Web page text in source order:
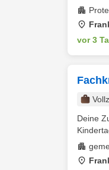
vor 3
Deine